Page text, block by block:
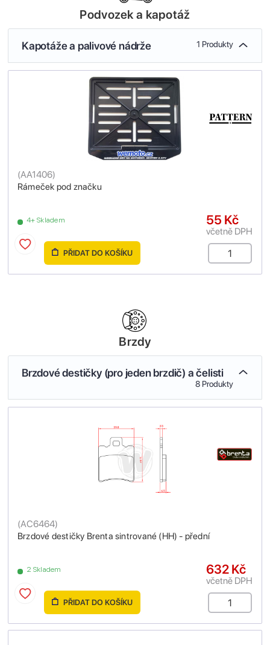
Podvozek a kapotáž
Kapotáže a palivové nádrže 1 Produkty
Rámeček pod značku
(AA1406)
4+ Skladem 55 Kč
včetně DPH
PŘIDAT DO KOŠÍKU
Brzdy
Brzdové destičky (pro jeden brzdič) a čelisti
8 Produkty
Brzdové destičky Brenta sintrované (HH) - přední
(AC6464)
2 Skladem 632 Kč
včetně DPH
PŘIDAT DO KOŠÍKU